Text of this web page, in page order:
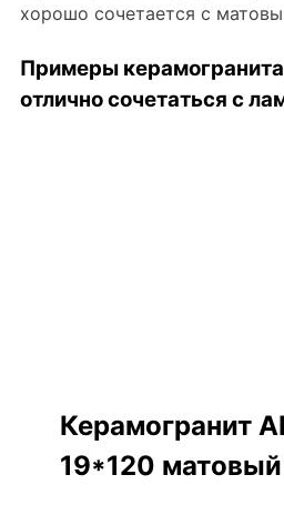
хорошо сочетается с
Примеры
отлично сочетаться с
Керамогранит
19*120 матовый